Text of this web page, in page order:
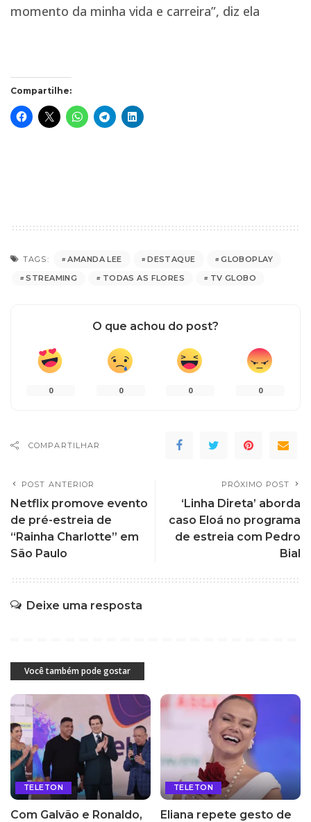
momento da minha vida e carreira”, diz ela
Compartilhe:
TAGS: AMANDA LEE DESTAQUE
GLOBOPLAY
STREAMING
TODAS AS FLORES TV GLOBO
O que achou do post?
0 0 0 0
COMPARTILHAR
POST ANTERIOR
Netflix promove evento
de pré-estreia de
“Rainha Charlotte” em
São Paulo
PRÓXIMO POST
‘Linha Direta’ aborda
caso Eloá no programa
de estreia com Pedro
Bial
Deixe uma resposta
Você também pode gostar
TELETON
Com Galvão e Ronaldo,
TELETON
Eliana repete gesto de